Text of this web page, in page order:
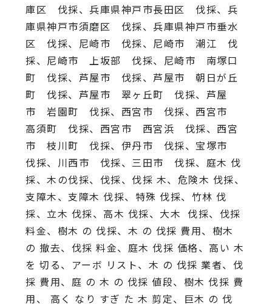
庫区 伐採、兵庫県神戸市長田区 伐採、兵
庫県神戸市須磨区 伐採、兵庫県神戸市垂水
区 伐採、尼崎市 伐採、尼崎市 潮江 伐
採、尼崎市 上坂部 伐採、尼崎市 南塚口
町 伐採、芦屋市 伐採、芦屋市 朝日が丘
町 伐採、芦屋市 翠ヶ丘町 伐採、芦屋
市 岩園町 伐採、西宮市 伐採、西宮市
高須町 伐採、西宮市 西宮浜 伐採、西宮
市 枝川町 伐採、伊丹市 伐採、宝塚市
伐採、川西市 伐採、三田市 伐採、庭木 伐
採、木の伐採、伐採、伐採 木、危険木 伐採、
支障木、支障木 伐採、特殊 伐採、竹林 伐
採、立木 伐採、高木 伐採、大木 伐採、伐採
料金、樹木 の 伐採、木 の 伐採 費用、樹木
の 撤去、伐採 料金、庭木 伐採 価格、高い 木
を 切る、アーボ リスト、木 の 伐採 業者、伐
採 費用、庭 の 木 の 伐採 値段、樹木 伐採 費
用、 高く なり すぎ た 木 剪定、巨木 の 伐